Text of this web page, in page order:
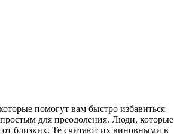
помогут вам быстро избавиться
для преодоления. Люди, которые
близких. Те считают их виновными в